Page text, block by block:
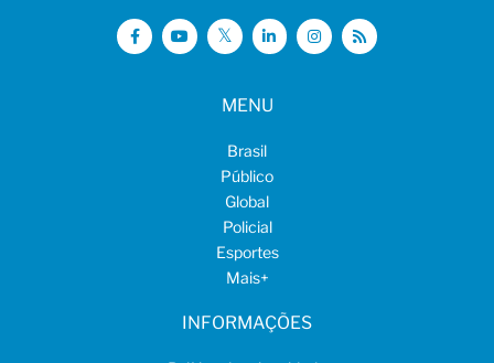
MENU
Brasil
Público
Global
Policial
Esportes
Mais+
INFORMAÇÕES